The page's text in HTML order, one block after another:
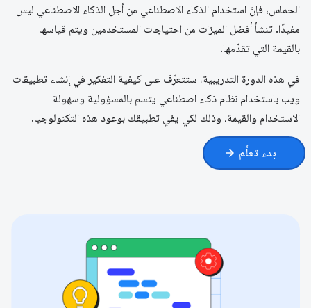
الحماس، فإنّ استخدام الذكاء الاصطناعي من أجل الذكاء الاصطناعي ليس
مفيدًا. تنشأ أفضل الميزات من احتياجات المستخدمين ويتم قياسها
بالقيمة التي تقدّمها.
في هذه الدورة التدريبية، ستتعرّف على كيفية التفكير في إنشاء تطبيقات
ويب باستخدام نظام ذكاء اصطناعي يتسم بالمسؤولية وسهولة
الاستخدام والقيمة، وذلك لكي يفي تطبيقك بوعود هذه التكنولوجيا.
بدء تعلُّم arrow_forward